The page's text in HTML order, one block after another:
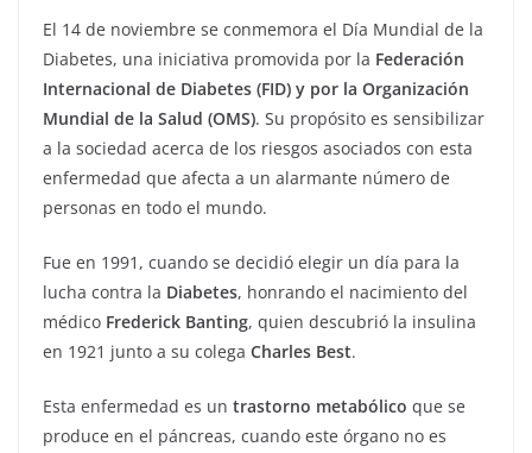
El 14 de noviembre se conmemora el Día Mundial de la
Diabetes, una iniciativa promovida por la Federación
Internacional de Diabetes (FID) y por la Organización
Mundial de la Salud (OMS). Su propósito es sensibilizar
a la sociedad acerca de los riesgos asociados con esta
enfermedad que afecta a un alarmante número de
personas en todo el mundo.
Fue en 1991, cuando se decidió elegir un día para la
lucha contra la Diabetes, honrando el nacimiento del
médico Frederick Banting, quien descubrió la insulina
en 1921 junto a su colega Charles Best.
Esta enfermedad es un trastorno metabólico que se
produce en el páncreas, cuando este órgano no es